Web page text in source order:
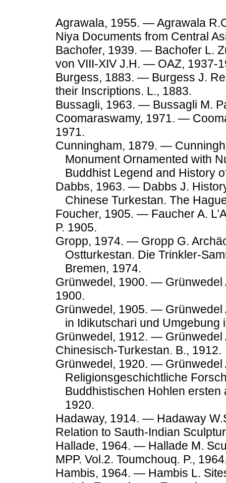
Agrawala, 1955. — Agrawala
Niya Documents from Central
Bachofer, 1939. — Bachofer L.
von VIII-XIV J.H. — OAZ, 1937-
Burgess, 1883. — Burgess J.
their Inscriptions. L., 1883.
Bussagli, 1963. — Bussagli М.
Coomaraswamy, 1971. —
1971.
Cunningham, 1879. —
Monument Ornamented with
Buddhist Legend and History
Dabbs, 1963. — Dabbs J.
Chinese Turkestan. The
Foucher, 1905. — Faucher A.
P. 1905.
Gropp, 1974. — Gropp G.
Ostturkestan. Die Trinkler-
Bremen, 1974.
Grünwedel, 1900. — Grünwedel
1900.
Grünwedel, 1905. — Grünwedel
in Idikutschari und Umgebung
Grünwedel, 1912. — Grünwedel
Chinesisch-Turkestan. B., 1912.
Grünwedel, 1920. — Grünwedel
Religionsgeschichtliche
Buddhistischen Hohlen ersten
1920.
Hadaway, 1914. — Hadaway
Relation to Sauth-Indian
Hallade, 1964. — Hallade М.
MPP. Vol.2. Toumchouq. P.,
Hambis, 1964. — Hambis L.